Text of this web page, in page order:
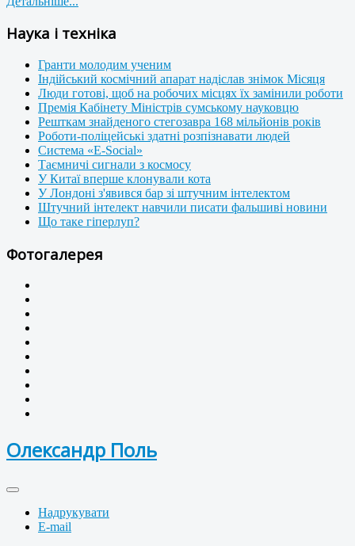
Наука і техніка
Гранти молодим ученим
Індійський космічний апарат надіслав знімок Місяця
Люди готові, щоб на робочих місцях їх замінили роботи
Премія Кабінету Міністрів сумському науковцю
Решткам знайденого стегозавра 168 мільйонів років
Роботи-поліцейські здатні розпізнавати людей
Система «E-Social»
Таємничі сигнали з космосу
У Китаї вперше клонували кота
У Лондоні з'явився бар зі штучним інтелектом
Штучний інтелект навчили писати фальшиві новини
Що таке гіперлуп?
Фотогалерея
Олександр Поль
Надрукувати
E-mail